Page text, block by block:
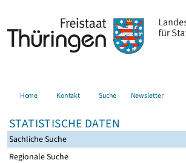
Home Kontakt Suche Newsletter
STATISTISCHE DATEN
Sachliche Suche
Regionale Suche